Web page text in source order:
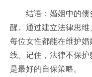
结语：婚姻中的
醒。通过建立法律思维
每位女性都能在维护
线。记住，法律不保
是最好的自保策略。